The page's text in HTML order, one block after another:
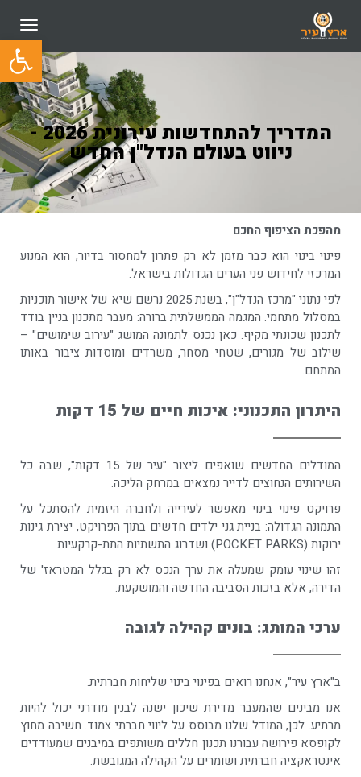
פתח
תפריט
המדריך להתחדשות עירונית 2026 -
ניווט בעולם הנדל"ן החדש
מהפכת הציפוף החכם
פינוי בינוי הוא כבר מזמן לא רק פתרון למחסור בדיור; הוא המנוע
המרכזי לחידוש פני הערים הגדולות בישראל.
לפי נתוני "מרכז הנדל"ן", בשנת 2025 נרשם שיא של אישור תוכניות
במסלול מתחמי. המגמה הממשלתית ברורה: מעבר מתכנון בניין בודד
לתכנון שכונתי מקיף. כאן נכנס לתמונה המושג "עירוב שימושים" –
שילוב של מגורים, שטחי מסחר, משרדים ומוסדות ציבור באותו
המתחם.
היתרון התכנוני: איכות חיים של 15 דקות
המודלים החדשים שואפים ליצור "עיר של 15 דקות", שבה כל
השירותים הנחוצים לדייר נמצאים במרחק הליכה.
פרויקט פינוי בינוי מאפשר לעירייה ולחברה היזמית להסתכל על
התמונה הגדולה: בניית גני ילדים חדשים בתוך הפרויקט, יצירת גינות
ירוקות (POCKET PARKS) ושדרוג התשתיות התת-קרקעיות.
זהו שינוי עומק שמעלה את ערך הנכס לא רק בגלל המטראז' של
הדירה, אלא בזכות הסביבה החדשה והמושקעת.
ערכי המותג: בונים קהילה לגובה
ב"ארץ עיר", אנחנו רואים בפינוי בינוי שליחות חברתית.
אנו מבינים שהמעבר מדירת שיכון ישנה לבנין מודרני יכול להיות
מרתיע. לכן, המודל שלנו מבוסס על ליווי חברתי צמוד. חשיבה מחוץ
לקופסא פירושה עבורנו תכנון חללים משותפים במיבנים שמעודדים
אינטראקציה חברתית ושומרים על הקהילה המגובשת.